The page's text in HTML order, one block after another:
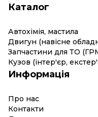
Каталог
Автохімія, мастила
Двигун (навісне
Запчастини для ТО
Кузов (інтер'єр,
Информація
Про нас
Контакти